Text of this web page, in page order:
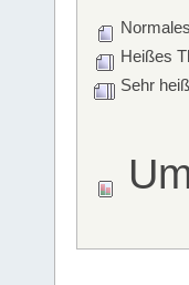
Heißes
Sehr